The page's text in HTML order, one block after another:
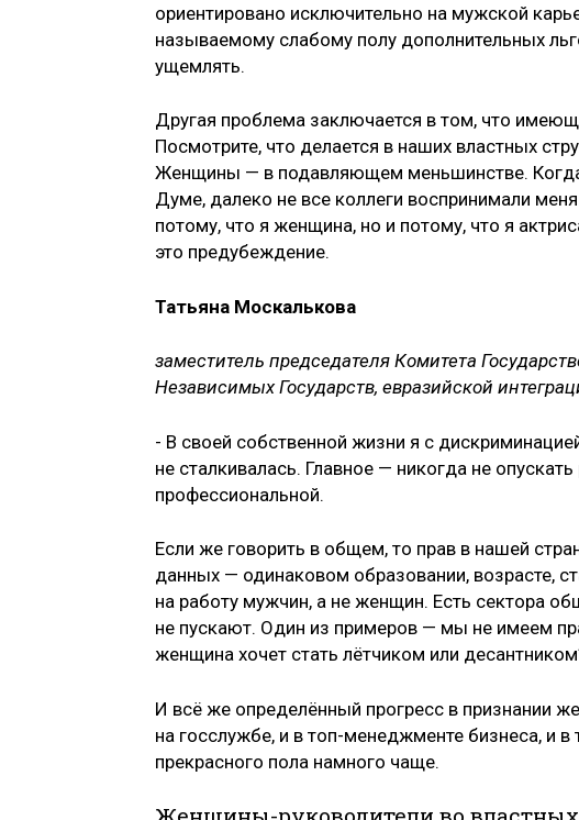
ориентировано исключительно на мужской
называемому слабому полу дополнительных
ущемлять.
Другая проблема заключается в том, что
Посмотрите, что делается в наших властных
Женщины — в подавляющем меньшинстве. Когда
Думе, далеко не все коллеги воспринимали
потому, что я женщина, но и потому, что я
это предубеждение.
Татьяна Москалькова
заместитель председателя Комитета
Независимых Государств, евразийской
- В своей собственной жизни я с
не сталкивалась. Главное — никогда не
профессиональной.
Если же говорить в общем, то прав в нашей
данных — одинаковом образовании, возрасте,
на работу мужчин, а не женщин. Есть сектора
не пускают. Один из примеров — мы не имеем
женщина хочет стать лётчиком или
И всё же определённый прогресс в признании
на госслужбе, и в топ-менеджменте бизнеса, и
прекрасного пола намного чаще.